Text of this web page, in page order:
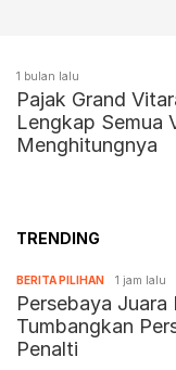
1 bulan lalu
Pajak Grand
Lengkap Semua
Menghitungnya
TRENDING
BERITA PILIHAN 1 jam lalu
Persebaya Juara
Tumbangkan
Penalti